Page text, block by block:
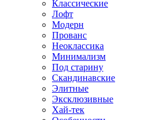
Классические
Лофт
Модерн
Прованс
Неоклассика
Минимализм
Под старину
Скандинавские
Элитные
Эксклюзивные
Хай-тек